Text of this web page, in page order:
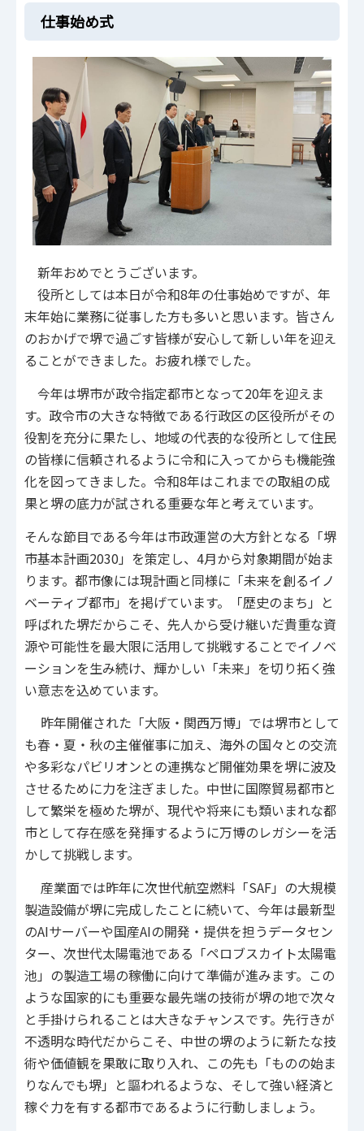
仕事始め式
新年おめでとうございます。
役所としては本日が令和8年の仕事始めですが、年
末年始に業務に従事した方も多いと思います。皆さん
のおかげで堺で過ごす皆様が安心して新しい年を迎え
ることができました。お疲れ様でした。
今年は堺市が政令指定都市となって20年を迎えま
す。政令市の大きな特徴である行政区の区役所がその
役割を充分に果たし、地域の代表的な役所として住民
の皆様に信頼されるように令和に入ってからも機能強
化を図ってきました。令和8年はこれまでの取組の成
果と堺の底力が試される重要な年と考えています。
そんな節目である今年は市政運営の大方針となる「堺
市基本計画2030」を策定し、4月から対象期間が始ま
ります。都市像には現計画と同様に「未来を創るイノ
ベーティブ都市」を掲げています。「歴史のまち」と
呼ばれた堺だからこそ、先人から受け継いだ貴重な資
源や可能性を最大限に活用して挑戦することでイノベ
ーションを生み続け、輝かしい「未来」を切り拓く強
い意志を込めています。
昨年開催された「大阪・関西万博」では堺市として
も春・夏・秋の主催催事に加え、海外の国々との交流
や多彩なパビリオンとの連携など開催効果を堺に波及
させるために力を注ぎました。中世に国際貿易都市と
して繁栄を極めた堺が、現代や将来にも類いまれな都
市として存在感を発揮するように万博のレガシーを活
かして挑戦します。
産業面では昨年に次世代航空燃料「SAF」の大規模
製造設備が堺に完成したことに続いて、今年は最新型
のAIサーバーや国産AIの開発・提供を担うデータセン
ター、次世代太陽電池である「ペロブスカイト太陽電
池」の製造工場の稼働に向けて準備が進みます。この
ような国家的にも重要な最先端の技術が堺の地で次々
と手掛けられることは大きなチャンスです。先行きが
不透明な時代だからこそ、中世の堺のように新たな技
術や価値観を果敢に取り入れ、この先も「ものの始ま
りなんでも堺」と謳われるような、そして強い経済と
稼ぐ力を有する都市であるように行動しましょう。